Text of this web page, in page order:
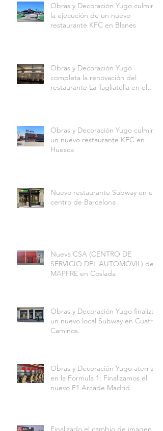
Obras y Decoración Yugo culmina
la ejecución de un nuevo
restaurante KFC en Blanes
Obras y Decoración Yugo
completa la renovación del
restaurante La Tagliatella en el
Obras y Decoración Yugo culmina
un nuevo restaurante KFC en
Huesca
Nuevo restaurante Subway en el
centro de Barcelona
Nueva CSA (CENTRO DE
SERVICIO DEL AUTOMÓVIL) de
MAPFRE en Coslada
Obras y Decoración Yugo finaliza
un nuevo local Subway en Cuatro
Caminos.
Obras y Decoración Yugo aterriza
en la Formula 1: Finalizamos el
nuevo F1 Arcade Madrid
Finalizado el cambio de imagen